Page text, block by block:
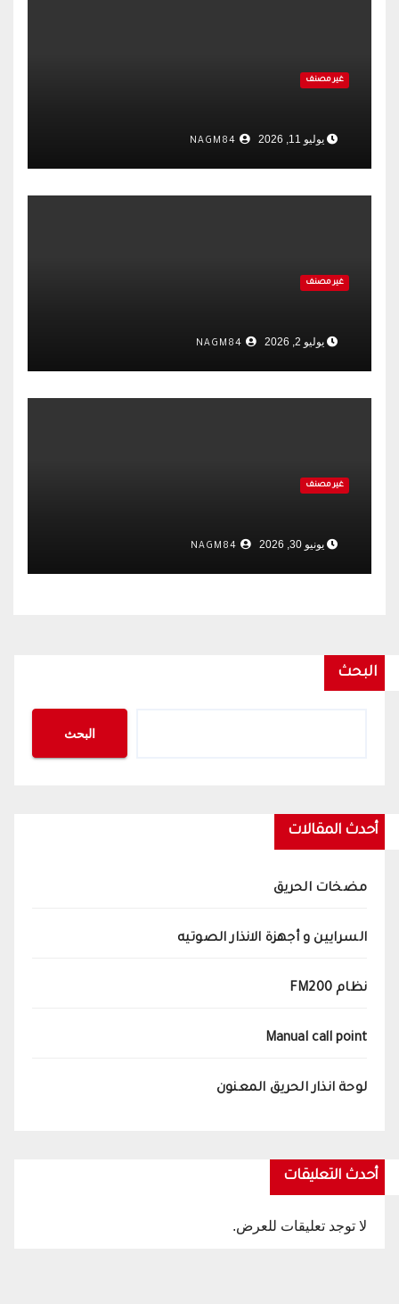
غير مصنف
يوليو 11, 2026
غير مصنف
يوليو 2, 2026
غير مصنف
يونيو 30, 2026
البحث
البحث
أحدث المقالات
مضخات الحريق
السرايين و أجهزة الانذار الصوتيه
نظام FM200
Manual call point
لوحة انذار الحريق المعنون
أحدث التعليقات
لا توجد تعليقات للعرض.